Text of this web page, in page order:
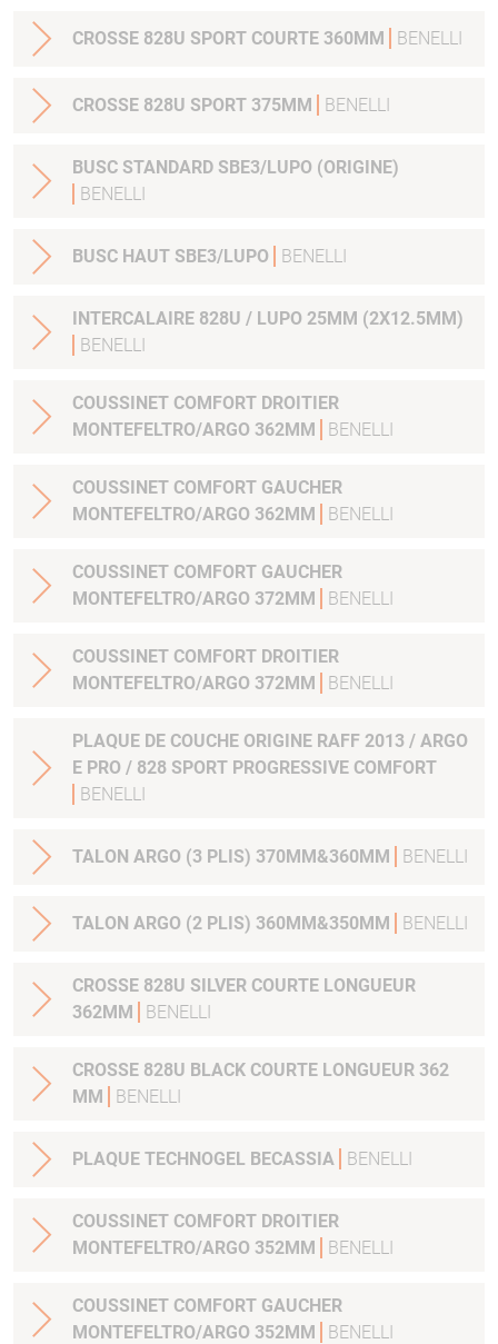
CROSSE 828U SPORT COURTE 360MM BENELLI
CROSSE 828U SPORT 375MM BENELLI
BUSC STANDARD SBE3/LUPO (ORIGINE)
BENELLI
BUSC HAUT SBE3/LUPO BENELLI
INTERCALAIRE 828U / LUPO 25MM (2X12.5MM)
BENELLI
COUSSINET COMFORT DROITIER
MONTEFELTRO/ARGO 362MM
BENELLI
COUSSINET COMFORT GAUCHER
MONTEFELTRO/ARGO 362MM
BENELLI
COUSSINET COMFORT GAUCHER
MONTEFELTRO/ARGO 372MM
BENELLI
COUSSINET COMFORT DROITIER
MONTEFELTRO/ARGO 372MM
BENELLI
PLAQUE DE COUCHE ORIGINE RAFF 2013 / ARGO
E PRO / 828 SPORT PROGRESSIVE COMFORT
BENELLI
TALON ARGO (3 PLIS) 370MM&360MM BENELLI
TALON ARGO (2 PLIS) 360MM&350MM BENELLI
CROSSE 828U SILVER COURTE LONGUEUR
362MM
BENELLI
CROSSE 828U BLACK COURTE LONGUEUR 362
MM
BENELLI
PLAQUE TECHNOGEL BECASSIA BENELLI
COUSSINET COMFORT DROITIER
MONTEFELTRO/ARGO 352MM
BENELLI
COUSSINET COMFORT GAUCHER
MONTEFELTRO/ARGO 352MM
BENELLI